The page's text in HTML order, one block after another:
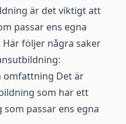
är det viktigt att
passar ens egna
följer några saker
omfattning Det är
som har ett
passar ens egna